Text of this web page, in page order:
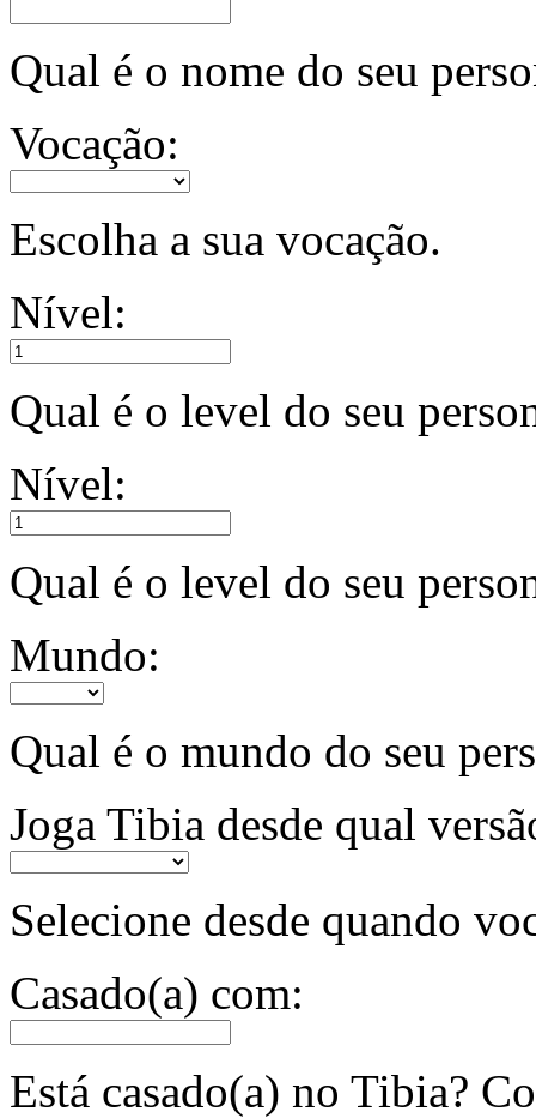
Qual é o nome do seu
Vocação:
Escolha a sua vocação.
Nível:
Qual é o level do seu
Nível:
Qual é o level do seu
Mundo:
Qual é o mundo do seu
Joga Tibia desde qual
Selecione desde quando
Casado(a) com:
Está casado(a) no Tibia?